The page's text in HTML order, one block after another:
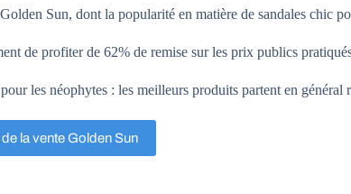
Sun, dont la popularité en matière de sandales chic
de profiter de 62% de remise sur les prix publics
les néophytes : les meilleurs produits partent en général
la vente Golden Sun